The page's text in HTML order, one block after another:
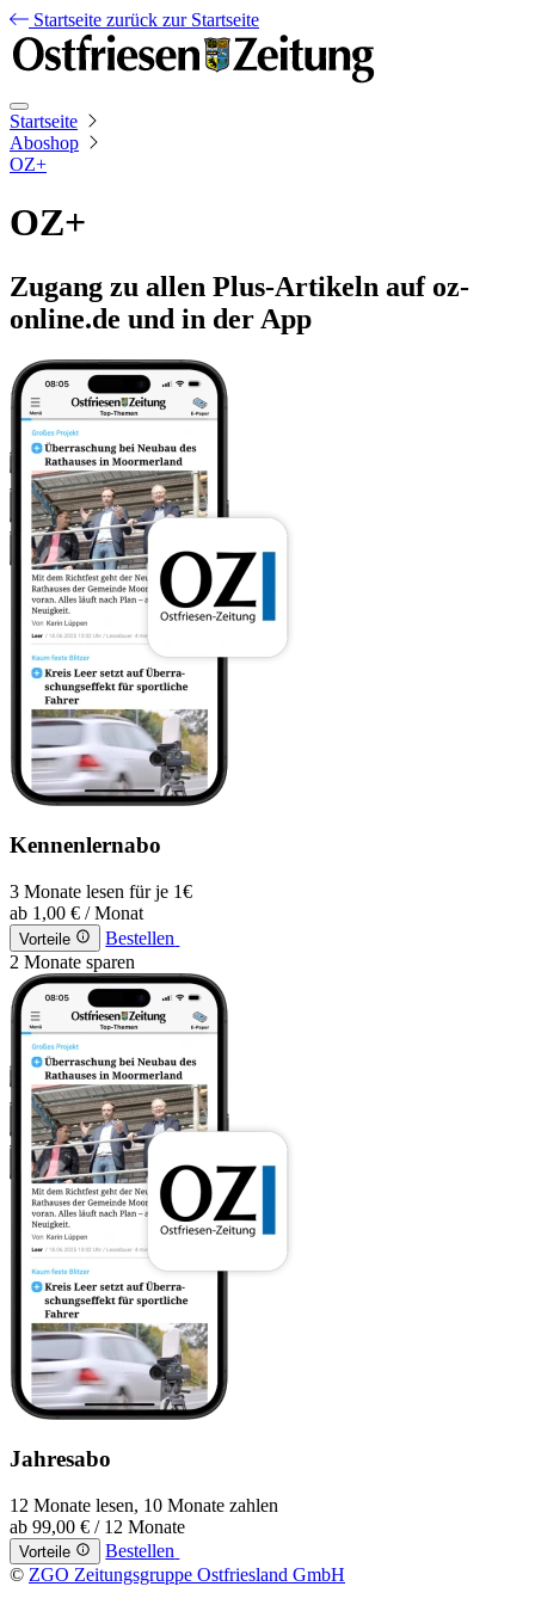
Startseite zurück zur Startseite
Startseite
Aboshop
OZ+
OZ+
Zugang zu allen Plus-Artikeln auf oz-
online.de und in der App
Kennenlernabo
3 Monate lesen für je 1€
ab 1,00 € / Monat
Vorteile
Bestellen
2 Monate sparen
Jahresabo
12 Monate lesen, 10 Monate zahlen
ab 99,00 € / 12 Monate
Vorteile
Bestellen
© ZGO Zeitungsgruppe Ostfriesland GmbH